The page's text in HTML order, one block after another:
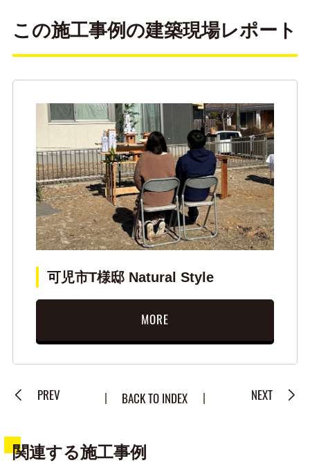
この施工事例の建築現場レポート
可児市T様邸 Natural Style
MORE
PREV BACK TO INDEX NEXT
関連する施工事例